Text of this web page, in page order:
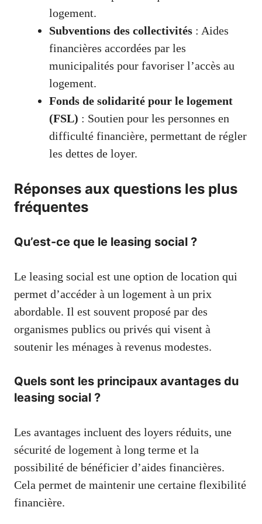
logement.
Subventions des collectivités : Aides
financières accordées par les
municipalités pour favoriser l’accès au
logement.
Fonds de solidarité pour le logement
(FSL) : Soutien pour les personnes en
difficulté financière, permettant de régler
les dettes de loyer.
Réponses aux questions les plus
fréquentes
Qu’est-ce que le leasing social ?
Le leasing social est une option de location qui
permet d’accéder à un logement à un prix
abordable. Il est souvent proposé par des
organismes publics ou privés qui visent à
soutenir les ménages à revenus modestes.
Quels sont les principaux avantages du
leasing social ?
Les avantages incluent des loyers réduits, une
sécurité de logement à long terme et la
possibilité de bénéficier d’aides financières.
Cela permet de maintenir une certaine flexibilité
financière.